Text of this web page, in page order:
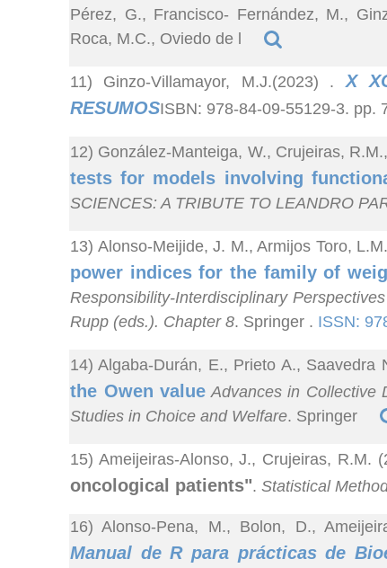
Pérez, G., Francisco- Fernández, M.,
Roca, M.C., Oviedo de l
11) Ginzo-Villamayor, M.J.(2023) .X
RESUMOSISBN: 978-84-09-55129-3. pp.
12) González-Manteiga, W., Crujeiras,
tests for models involving
SCIENCES: A TRIBUTE TO LEANDRO
13) Alonso-Meijide, J. M., Armijos Toro,
power indices for the family of
Responsibility-Interdisciplinary
Rupp (eds.). Chapter 8. Springer . ISSN:
14) Algaba-Durán, E., Prieto A., Saavedra
the Owen value Advances in Collective
Studies in Choice and Welfare. Springer
15) Ameijeiras-Alonso, J., Crujeiras, R.M.
oncological patients". Statistical
16) Alonso-Pena, M., Bolon, D.,
Manual de R para prácticas de